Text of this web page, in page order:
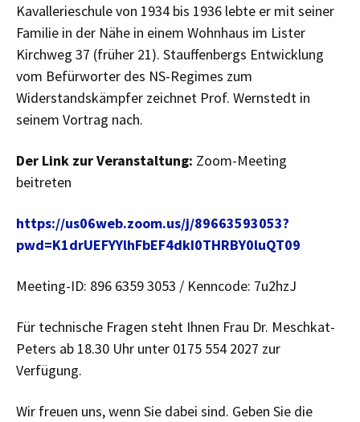
Kavallerieschule von 1934 bis 1936 lebte er mit seiner
Familie in der Nähe in einem Wohnhaus im Lister
Kirchweg 37 (früher 21). Stauffenbergs Entwicklung
vom Befürworter des NS-Regimes zum
Widerstandskämpfer zeichnet Prof. Wernstedt in
seinem Vortrag nach.
Der Link zur Veranstaltung: Zoom-Meeting
beitreten
https://us06web.zoom.us/j/89663593053?
pwd=K1drUEFYYlhFbEF4dkI0THRBY0luQT09
Meeting-ID: 896 6359 3053 / Kenncode: 7u2hzJ
Für technische Fragen steht Ihnen Frau Dr. Meschkat-
Peters ab 18.30 Uhr unter 0175 554 2027 zur
Verfügung.
Wir freuen uns, wenn Sie dabei sind. Geben Sie die